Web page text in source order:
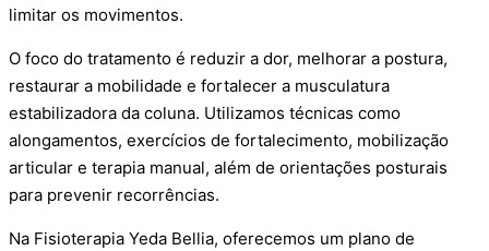
limitar os movimentos.
O foco do tratamento é reduzir a dor, melhorar a postura,
restaurar a mobilidade e fortalecer a musculatura
estabilizadora da coluna. Utilizamos técnicas como
alongamentos, exercícios de fortalecimento, mobilização
articular e terapia manual, além de orientações posturais
para prevenir recorrências.
Na Fisioterapia Yeda Bellia, oferecemos um plano de